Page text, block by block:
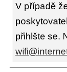
V případě
přihlšte se.